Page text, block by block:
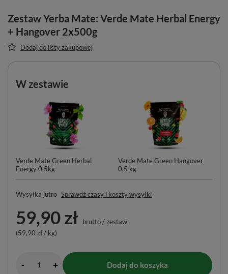
Zestaw Yerba Mate: Verde Mate Herbal Energy
+ Hangover 2x500g
Dodaj do listy zakupowej
W zestawie
Verde Mate Green Herbal
Energy 0,5kg
Verde Mate Green Hangover
0,5 kg
Wysyłka jutro Sprawdź czasy i koszty wysyłki
59,90 zł brutto/zestaw
(59,90 zł / kg)
- + Dodaj do koszyka